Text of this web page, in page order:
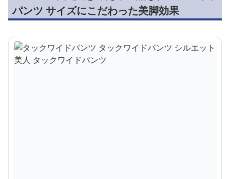
パンツ サイズにこだわった美脚効果